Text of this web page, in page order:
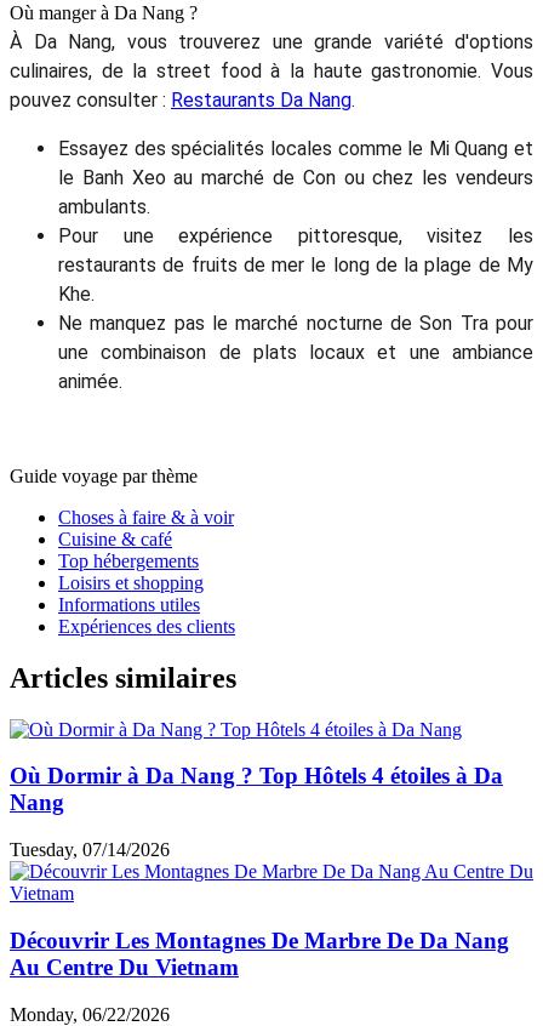
Où manger à Da Nang ?
À Da Nang, vous trouverez une grande variété d'options
culinaires, de la street food à la haute gastronomie. Vous
pouvez consulter : Restaurants Da Nang.
Essayez des spécialités locales comme le Mi Quang et
le Banh Xeo au marché de Con ou chez les vendeurs
ambulants.
Pour une expérience pittoresque, visitez les
restaurants de fruits de mer le long de la plage de My
Khe.
Ne manquez pas le marché nocturne de Son Tra pour
une combinaison de plats locaux et une ambiance
animée.
Guide voyage par thème
Choses à faire & à voir
Cuisine & café
Top hébergements
Loisirs et shopping
Informations utiles
Expériences des clients
Articles similaires
Où Dormir à Da Nang ? Top Hôtels 4 étoiles à Da
Nang
Tuesday, 07/14/2026
Découvrir Les Montagnes De Marbre De Da Nang
Au Centre Du Vietnam
Monday, 06/22/2026